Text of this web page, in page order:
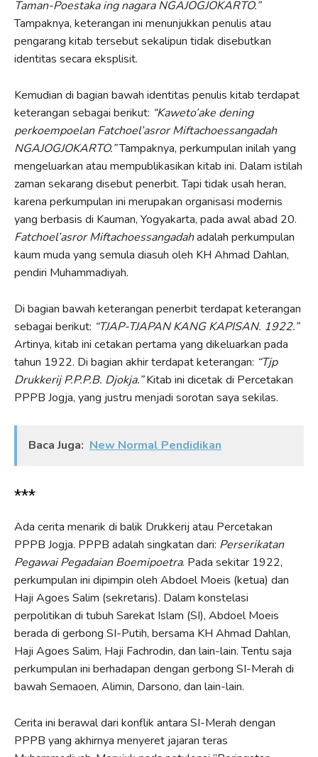
Taman-Poestaka ing nagara NGAJOGJOKARTO.”
Tampaknya, keterangan ini menunjukkan penulis atau
pengarang kitab tersebut sekalipun tidak disebutkan
identitas secara eksplisit.
Kemudian di bagian bawah identitas penulis kitab terdapat
keterangan sebagai berikut: “Kaweto’ake dening
perkoempoelan Fatchoel’asror Miftachoessangadah
NGAJOGJOKARTO.”Tampaknya, perkumpulan inilah yang
mengeluarkan atau mempublikasikan kitab ini. Dalam istilah
zaman sekarang disebut penerbit. Tapi tidak usah heran,
karena perkumpulan ini merupakan organisasi modernis
yang berbasis di Kauman, Yogyakarta, pada awal abad 20.
Fatchoel’asror Miftachoessangadahadalah perkumpulan
kaum muda yang semula diasuh oleh KH Ahmad Dahlan,
pendiri Muhammadiyah.
Di bagian bawah keterangan penerbit terdapat keterangan
sebagai berikut: “TJAP-TJAPAN KANG KAPISAN. 1922.”
Artinya, kitab ini cetakan pertama yang dikeluarkan pada
tahun 1922. Di bagian akhir terdapat keterangan: “Tjp
Drukkerij P.P.P.B. Djokja.”Kitab ini dicetak di Percetakan
PPPB Jogja, yang justru menjadi sorotan saya sekilas.
Baca Juga: New Normal Pendidikan
***
Ada cerita menarik di balik Drukkerij atau Percetakan
PPPB Jogja. PPPB adalah singkatan dari: Perserikatan
Pegawai Pegadaian Boemipoetra. Pada sekitar 1922,
perkumpulan ini dipimpin oleh Abdoel Moeis (ketua) dan
Haji Agoes Salim (sekretaris). Dalam konstelasi
perpolitikan di tubuh Sarekat Islam (SI), Abdoel Moeis
berada di gerbong SI-Putih, bersama KH Ahmad Dahlan,
Haji Agoes Salim, Haji Fachrodin, dan lain-lain. Tentu saja
perkumpulan ini berhadapan dengan gerbong SI-Merah di
bawah Semaoen, Alimin, Darsono, dan lain-lain.
Cerita ini berawal dari konflik antara SI-Merah dengan
PPPB yang akhirnya menyeret jajaran teras